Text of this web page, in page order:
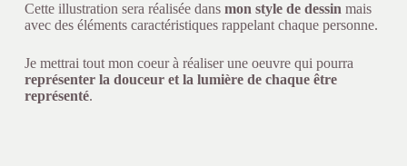
Cette illustration sera réalisée dans mon style de dessin mais
avec des éléments caractéristiques rappelant chaque personne.
Je mettrai tout mon coeur à réaliser une oeuvre qui pourra
représenter la douceur et la lumière de chaque être
représenté.